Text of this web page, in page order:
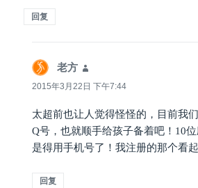
回复
老方
道：
2015年3月22日 下午7:44
太超前也让人觉得怪怪的，目前我
Q号，也就顺手给孩子备着吧！10
是得用手机号了！我注册的那个看
回复